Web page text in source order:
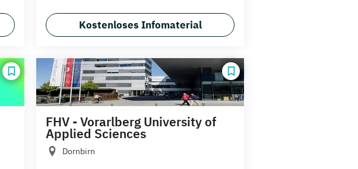
Kostenloses Infomaterial
FHV - Vorarlberg University of
Applied Sciences
Dornbirn